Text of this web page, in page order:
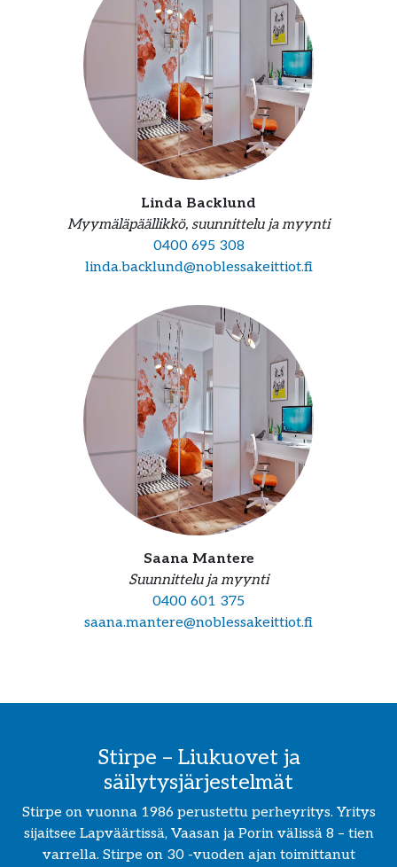
Linda Backlund
Myymäläpäällikkö, suunnittelu ja myynti
0400 695 308
linda.backlund@noblessakeittiot.fi
Saana Mantere
Suunnittelu ja myynti
0400 601 375
saana.mantere@noblessakeittiot.fi
Stirpe – Liukuovet ja
säilytysjärjestelmät
Stirpe on vuonna 1986 perustettu perheyritys. Yritys
sijaitsee Lapväärtissä, Vaasan ja Porin välissä 8 – tien
varrella. Stirpe on 30 -vuoden ajan toimittanut